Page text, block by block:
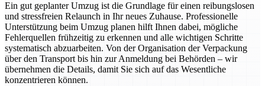
Ein gut geplanter Umzug ist die Grundlage für einen reibungslosen
und stressfreien Relaunch in Ihr neues Zuhause. Professionelle
Unterstützung beim Umzug planen hilft Ihnen dabei, mögliche
Fehlerquellen frühzeitig zu erkennen und alle wichtigen Schritte
systematisch abzuarbeiten. Von der Organisation der Verpackung
über den Transport bis hin zur Anmeldung bei Behörden – wir
übernehmen die Details, damit Sie sich auf das Wesentliche
konzentrieren können.